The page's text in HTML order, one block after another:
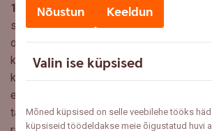
Nõustun Keeldun
Valin ise küpsised
Mõned küpsised on selle veebilehe tööks
küpsiseid töödeldakse meie õigustatud huvi
1. Kogu endale säästupuhver.
selleks, et tagada rahaline toimetulek ja
ootamatute väljaminekute korral, ka
kus hinnad on tõusnud ootamatult
kogumist tasub igal juhul alustada ka
esialgu on summad väikesed. Puhvriks
tasub hoida eraldi muudeks kulutusteks